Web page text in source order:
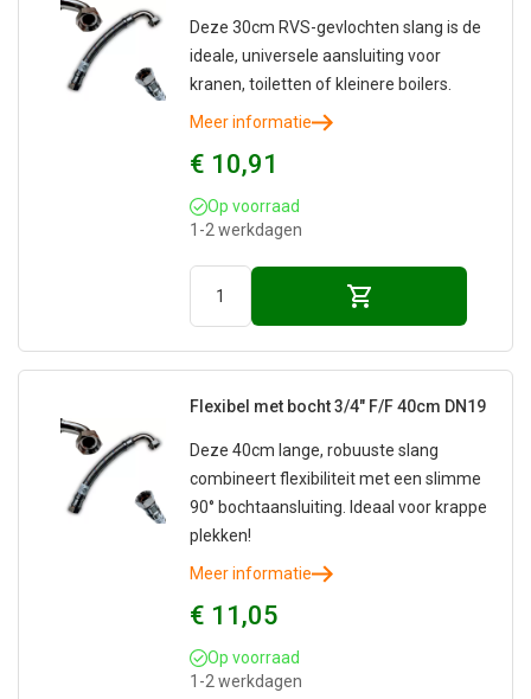
Deze 30cm RVS-gevlochten slang is de
ideale, universele aansluiting voor
kranen, toiletten of kleinere boilers.
Meer informatie
€ 10,91
Op voorraad
1-2 werkdagen
Flexibel met bocht 3/4" F/F 40cm DN19
Deze 40cm lange, robuuste slang
combineert flexibiliteit met een slimme
90° bochtaansluiting. Ideaal voor krappe
plekken!
Meer informatie
€ 11,05
Op voorraad
1-2 werkdagen